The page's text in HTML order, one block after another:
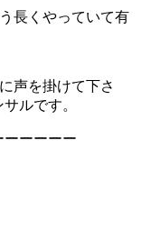
長くやっていて有
声を掛けて下さ
ルです。
ーーーーー